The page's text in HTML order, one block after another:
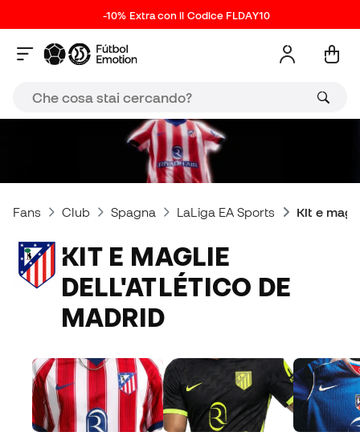
-10% Extra con il Codice FLDAY10
Fans Club Spagna LaLiga EA Sports Kit e
KIT E MAGLIE
DELL'ATLÉTICO DE
MADRID